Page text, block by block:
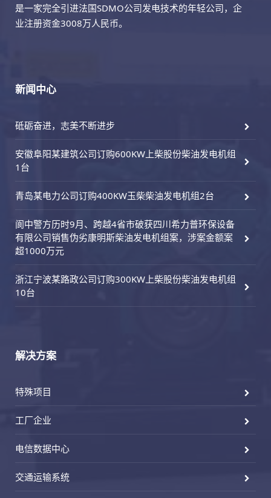
是一家完全引进法国SDMO公司发电技术的年轻公司，企
业注册资金3008万人民币。
新闻中心
砥砺奋进，志美不断进步
安徽阜阳某建筑公司订购600KW上柴股份柴油发电机组
1台
青岛某电力公司订购400KW玉柴柴油发电机组2台
阆中警方历时9月、跨越4省市破获四川希力普环保设备
有限公司销售伪劣康明斯柴油发电机组案，涉案金额案
超1000万元
浙江宁波某路政公司订购300KW上柴股份柴油发电机组
10台
解决方案
特殊项目
工厂企业
电信数据中心
交通运输系统